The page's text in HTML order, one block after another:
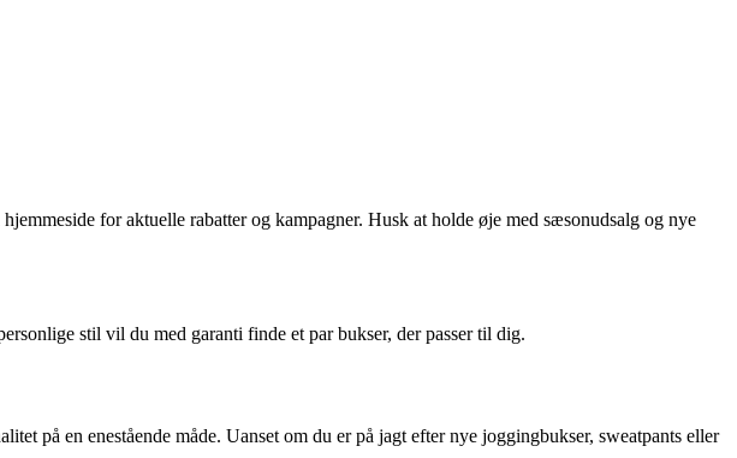
for aktuelle rabatter og kampagner. Husk at holde øje med sæsonudsalg og nye
stil vil du med garanti finde et par bukser, der passer til dig.
på en enestående måde. Uanset om du er på jagt efter nye joggingbukser, sweatpants eller